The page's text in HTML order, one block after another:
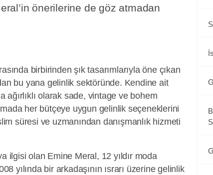
önerilerine de göz atmadan
birbirinden şık tasarımlarıyla öne çıkan
bu yana gelinlik sektöründe. Kendine ait
ağırlıklı olarak sade, vintage ve bohem
her bütçeye uygun gelinlik seçeneklerini
süresi ve uzmanından danışmanlık hizmeti
ilgisi olan Emine Meral, 12 yıldır moda
yılında bir arkadaşının ısrarı üzerine gelinlik